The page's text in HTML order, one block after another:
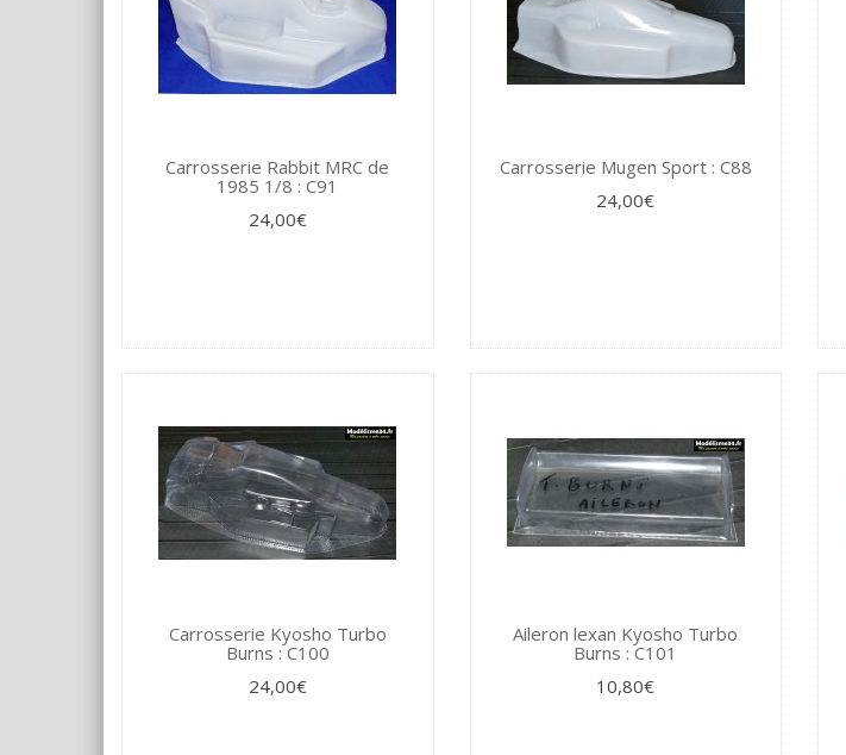
Carrosserie Rabbit MRC de
1985 1/8 : C91
24,00€
Carrosserie Mugen Sport : C88
24,00€
Carrosserie Kyosho Turbo
Burns : C100
24,00€
Aileron lexan Kyosho Turbo
Burns : C101
10,80€